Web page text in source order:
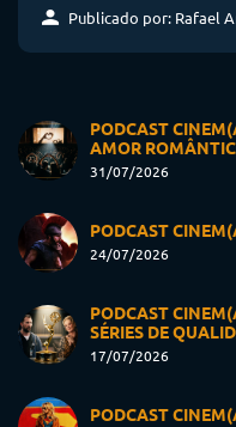
Publicado por: Rafael
PODCAST
AMOR
31/07/2026
PODCAST
24/07/2026
PODCAST
SÉRIES DE
17/07/2026
PODCAST